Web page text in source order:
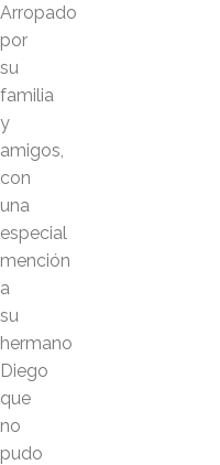
Arropado
por
su
familia
y
amigos,
con
una
especial
mención
a
su
hermano
Diego
que
no
pudo